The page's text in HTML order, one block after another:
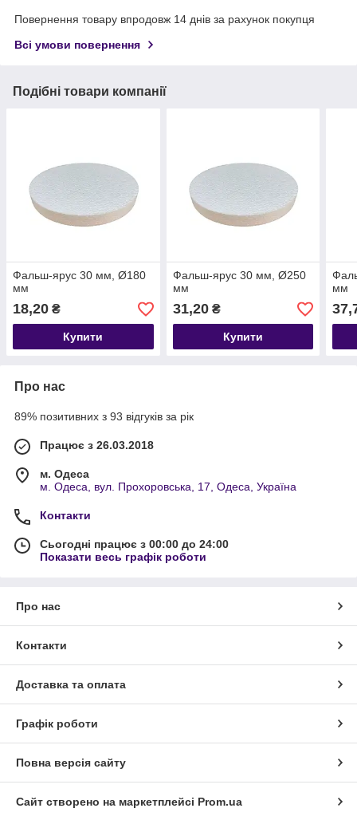
Повернення товару впродовж 14 днів за рахунок покупця
Всі умови повернення
Подібні товари компанії
Фальш-ярус 30 мм, Ø180
мм
18,20 ₴
Купити
Фальш-ярус 30 мм, Ø250
мм
31,20₴
Купити
мм
Про нас
89% позитивних з 93 відгуків за рік
Працює з 26.03.2018
м. Одеса
м. Одеса, вул. Прохоровська, 17, Одеса, Україна
Контакти
Сьогодні працює з 00:00 до 24:00
Показати весь графік роботи
Про нас
Контакти
Доставка та оплата
Графік роботи
Повна версія сайту
Сайт створено на маркетплейсі Prom.ua